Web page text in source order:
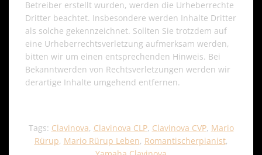
Betreiber erstellt wurden, werden die Urheberrechte
Dritter beachtet. Insbesondere werden Inhalte Dritter
als solche gekennzeichnet. Sollten Sie trotzdem auf
eine Urheberrechtsverletzung aufmerksam werden,
bitten wir um einen entsprechenden Hinweis. Bei
Bekanntwerden von Rechtsverletzungen werden wir
derartige Inhalte umgehend entfernen.
Tags: Clavinova, Clavinova CLP, Clavinova CVP, Mario
Rürup, Mario Rürup Leben, Romantischerpianist,